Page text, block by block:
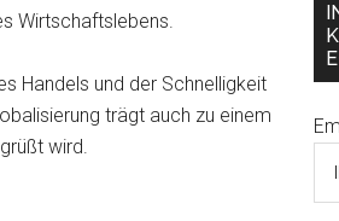
Wirtschaftslebens.
Handels und der Schnelligkeit
trägt auch zu einem
wird.